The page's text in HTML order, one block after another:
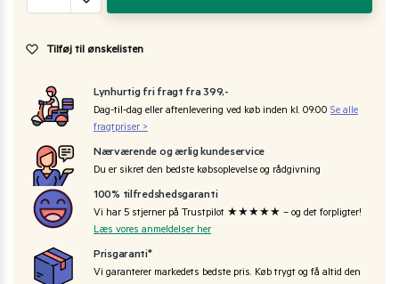
Tilføj til ønskelisten
Lynhurtig fri fragt fra 399,-
Dag-til-dag eller aftenlevering ved køb inden kl. 09:00 Se alle
fragtpriser >
Nærværende og ærlig kundeservice
Du er sikret den bedste købsoplevelse og rådgivning
100% tilfredshedsgaranti
Vi har 5 stjerner på Trustpilot ★★★★★ – og det forpligter!
Læs vores anmeldelser her
Prisgaranti*
Vi garanterer markedets bedste pris. Køb trygt og få altid den